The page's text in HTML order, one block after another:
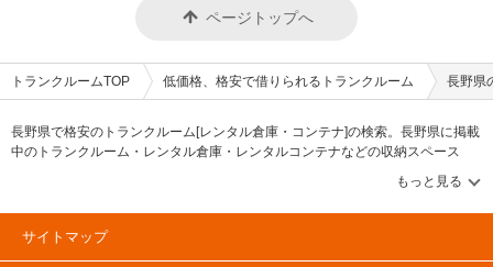
ページトップへ
トランクルームTOP 低価格、格安で借りられるトランクルーム 長野県
長野県で格安のトランクルーム[レンタル倉庫・コンテナ]の検索。長野県に掲載
中のトランクルーム・レンタル倉庫・レンタルコンテナなどの収納スペース
時間出し入れ可能などの希望条件で絞込み！豊富な物件数から様々な方法でご
希望の収納スペースを簡単に探せるトランクルーム情報サイトです。長野県で
気になるトランクルームを見つけたら、メールか電話でお問合せが可能です
サイトマップ